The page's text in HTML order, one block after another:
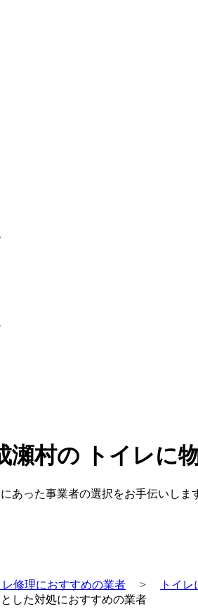
瀬村の トイレに
あった事業者の選択をお手伝いしま
レ修理におすすめの業者 > トイ
した対処におすすめの業者